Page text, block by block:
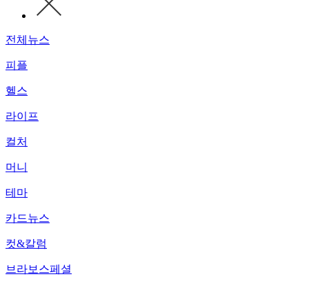
전체뉴스
피플
헬스
라이프
컬처
머니
테마
카드뉴스
컷&칼럼
브라보스페셜